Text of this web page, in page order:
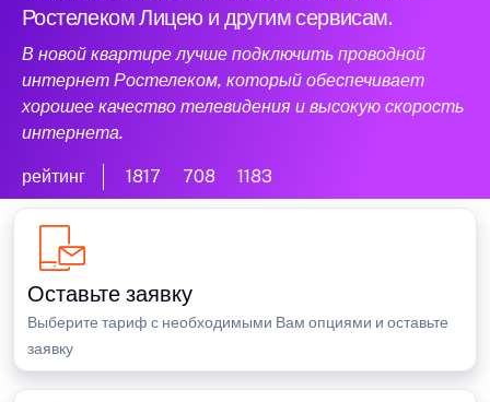
Ростелеком Лицею и другим сервисам.
В новой квартире лучше подключить проводной
интернет Ростелеком, который обеспечивает
хорошее качество телевидения и высокую скорость
интернета.
рейтинг 1817 708 1183
Оставьте заявку
Выберите тариф с необходимыми Вам опциями и оставьте
заявку